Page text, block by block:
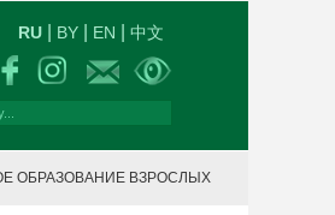
RU BY EN 中文
ОБРАЗОВАНИЕ ВЗРОСЛЫХ